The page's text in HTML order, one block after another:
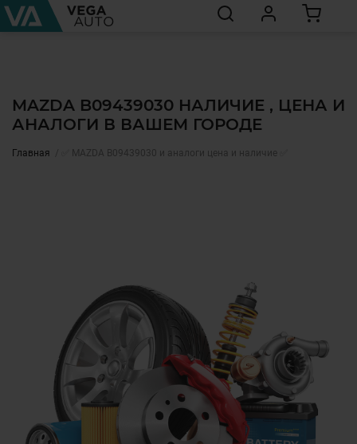
MAZDA B09439030 НАЛИЧИЕ , ЦЕНА И
АНАЛОГИ В ВАШЕМ ГОРОДЕ
Главная ✅ MAZDA B09439030 и аналоги цена и наличие ✅